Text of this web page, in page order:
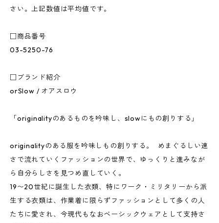
さい。上記数値は平均値です。
□商品番号
03-5250-76
□ブランド紹介
orSlow / オアスロウ
「originalityのあるものを吟味し、slowにもの創りする」
originalityのある服を吟味しもの創りする。 めまぐるしい速
さで流れていくファッションの世界で、ゆっくりと進みなが
ら自分らしさを見つめ直していく。
19〜20世紀に誕生した衣類、特にワーク・ミリタリーから派
生する衣類は、作業着に限らずファッションとして多くの人
たちに愛され、今現代もなおベーシックウェアとして支持さ